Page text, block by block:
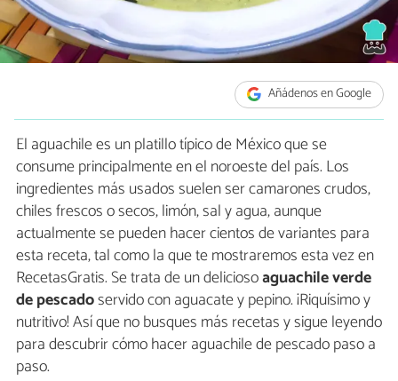
Añádenos en Google
El aguachile es un platillo típico de México que se
consume principalmente en el noroeste del país. Los
ingredientes más usados suelen ser camarones crudos,
chiles frescos o secos, limón, sal y agua, aunque
actualmente se pueden hacer cientos de variantes para
esta receta, tal como la que te mostraremos esta vez en
RecetasGratis. Se trata de un deliciosoaguachile verde
de pescadoservido con aguacate y pepino. ¡Riquísimo y
nutritivo! Así que no busques más recetas y sigue leyendo
para descubrir cómo hacer aguachile de pescado paso a
paso.